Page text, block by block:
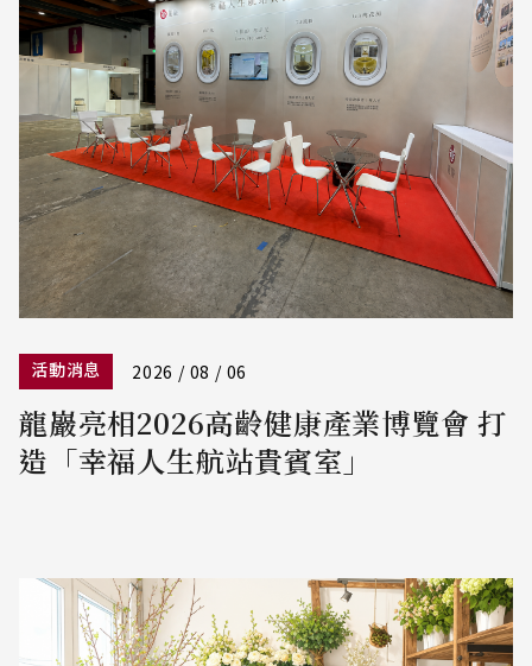
活動消息 2026 / 08 / 06
龍巖亮相2026高齡健康產業博覽會 打
造「幸福人生航站貴賓室」